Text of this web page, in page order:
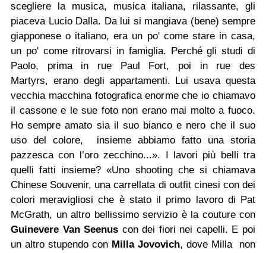
scegliere la musica, musica italiana, rilassante, gli
piaceva Lucio Dalla. Da lui si mangiava (bene) sempre
giapponese o italiano, era un po' come stare in casa,
un po' come ritrovarsi in famiglia. Perché gli studi di
Paolo, prima in rue Paul Fort, poi in rue des
Martyrs, erano degli appartamenti. Lui usava questa
vecchia macchina fotografica enorme che io chiamavo
il cassone e le sue foto non erano mai molto a fuoco.
Ho sempre amato sia il suo bianco e nero che il suo
uso del colore, insieme abbiamo fatto una storia
pazzesca con l’oro zecchino...».
I lavori più belli tra
quelli fatti insieme? «Uno shooting che si chiamava
Chinese Souvenir, una carrellata di outfit cinesi con dei
colori meravigliosi che è stato il primo lavoro di Pat
McGrath, un altro bellissimo servizio è la couture con
Guinevere Van Seenus con dei fiori nei capelli. E poi
un altro stupendo con Milla Jovovich, dove Milla non